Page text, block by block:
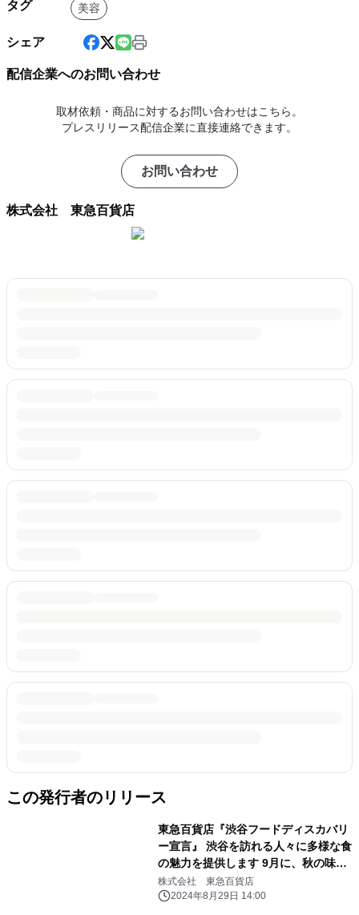
タグ 美容
シェア
配信企業へのお問い合わせ
取材依頼・商品に対するお問い合わせはこちら。
プレスリリース配信企業に直接連絡できます。
お問い合わせ
株式会社 東急百貨店
この発行者のリリース
東急百貨店『渋谷フードディスカバリ
ー宣言』 渋谷を訪れる人々に多様な食
の魅力を提供します 9月に、秋の味覚
を取り揃えた「SHIBUYA FOOD
DUNGEON」を開催！
株式会社 東急百貨店
2024年8月29日 14:00